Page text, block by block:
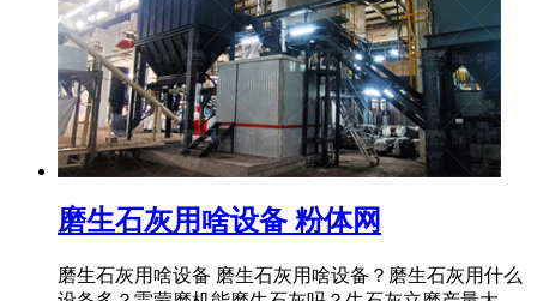
磨生石灰用啥设备 粉体网
磨生石灰用啥设备 磨生石灰用啥设备？磨生石灰用什么